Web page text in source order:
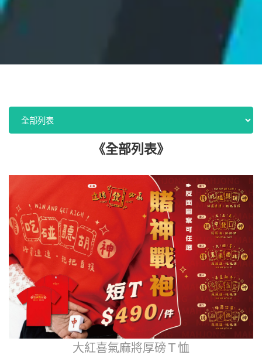
《全部列表》
大紅喜氣麻將厚磅Ｔ恤